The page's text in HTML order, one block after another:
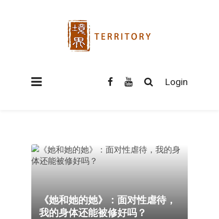
Login
《她和她的她》：面对性虐待，
我的身体还能被修好吗？